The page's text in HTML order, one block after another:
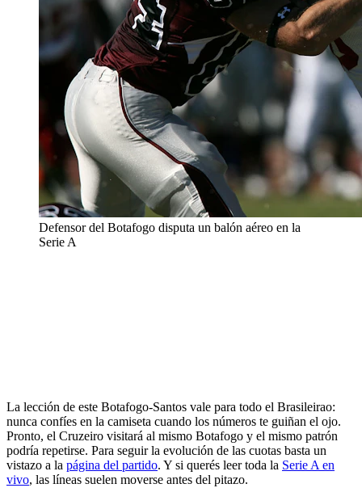
Defensor del Botafogo disputa un balón aéreo en la
Serie A
La lección de este Botafogo-Santos vale para todo el Brasileirao:
nunca confíes en la camiseta cuando los números te guiñan el ojo.
Pronto, el Cruzeiro visitará al mismo Botafogo y el mismo patrón
podría repetirse. Para seguir la evolución de las cuotas basta un
vistazo a la página del partido. Y si querés leer toda la Serie A en
vivo, las líneas suelen moverse antes del pitazo.